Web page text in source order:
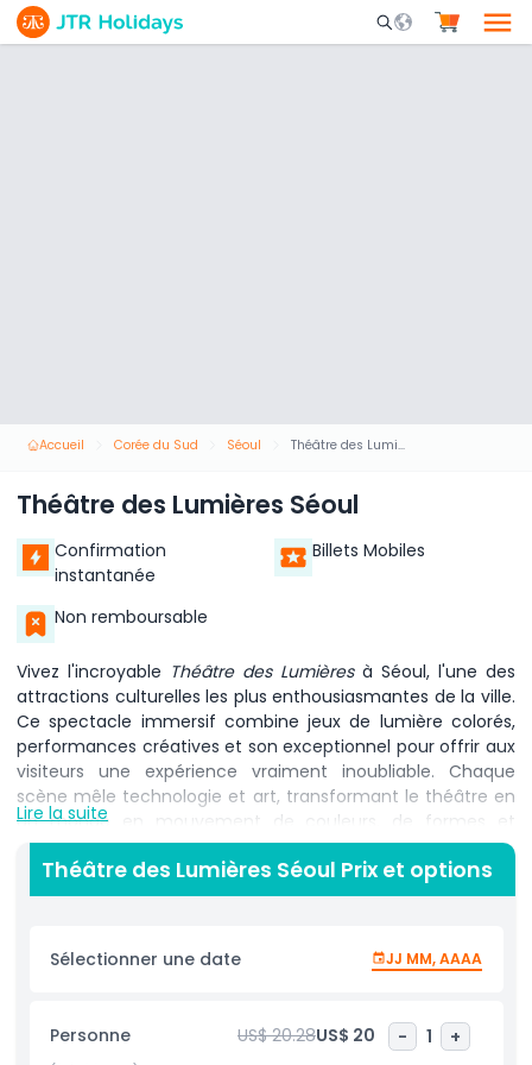
Mobile Search
Accueil Corée du Sud Séoul Théâtre des Lumières Séoul
Théâtre des Lumières Séoul
Confirmation
instantanée
Billets Mobiles
Non remboursable
Vivez l'incroyable Théâtre des Lumièresà Séoul, l'une des
attractions culturelles les plus enthousiasmantes de la ville.
Ce spectacle immersif combine jeux de lumière colorés,
performances créatives et son exceptionnel pour offrir aux
visiteurs une expérience vraiment inoubliable. Chaque
scène mêle technologie et art, transformant le théâtre en
un monde en mouvement de couleurs, de formes et
d'histoires. Le spectacle est parfait pour les familles, les
couples et les touristes en visite à Séoul. Il est interactif, de
sorte que les visuels et la musique vous donnent
des projections lumineuses époustouflantes, une musique
synchronisée et des effets de scène ingénieux qui donnent
ce soit votre première visite à Séoul ou que vous
recherchiez une soirée divertissante,Théâtre des Lumières
Lire la suite
Théâtre des Lumières Séoul Prix et options
Sélectionner une date JJ MM, AAAA
Personne US$ 20.28US$ 20 - 1 +